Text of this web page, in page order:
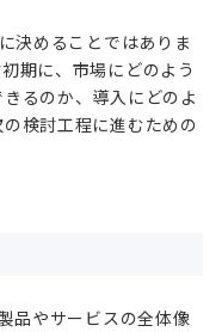
決めることではありま
期に、市場にどのよう
るのか、導入にどのよ
検討工程に進むための
品やサービスの全体像